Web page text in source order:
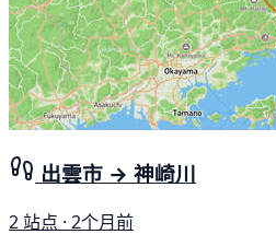
出雲市 → 神崎川
2 站点 · 2个月前